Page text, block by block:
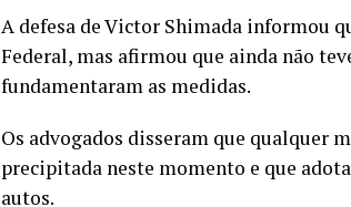
A defesa de Victor Shimada informou
Federal, mas afirmou que ainda não
fundamentaram as medidas.
Os advogados disseram que qualquer
precipitada neste momento e que
autos.